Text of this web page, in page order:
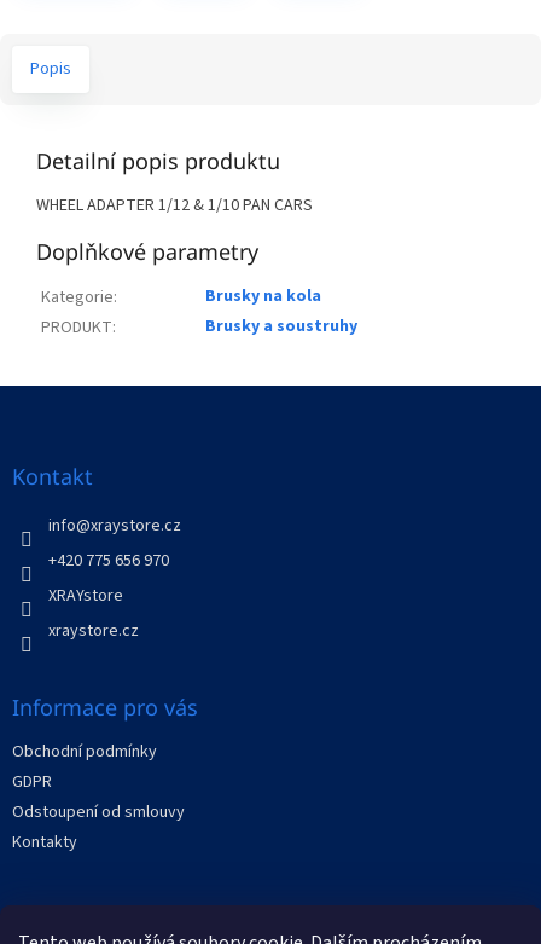
Popis
Detailní popis produktu
WHEEL ADAPTER 1/12 & 1/10 PAN CARS
Doplňkové parametry
Kategorie:
Brusky na kola
PRODUKT: Brusky a soustruhy
Kontakt
info@xraystore.cz
+420 775 656 970
XRAYstore
xraystore.cz
Informace pro vás
Obchodní podmínky
GDPR
Odstoupení od smlouvy
Kontakty
Facebook